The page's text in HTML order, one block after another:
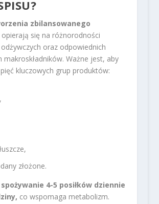
zbilansowanego
opierają się na różnorodności
odżywczych oraz odpowiednich
makroskładników. Ważne jest, aby
kluczowych grup produktów:
złożone.
4-5 posiłków dziennie
co wspomaga metabolizm.